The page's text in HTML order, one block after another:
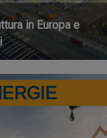
in Europa e